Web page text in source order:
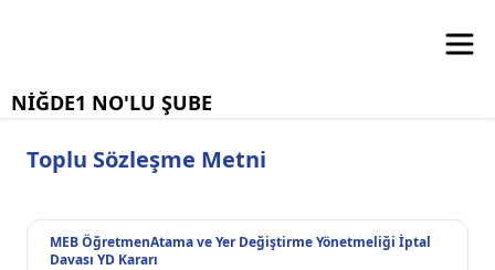
NİĞDE1 NO'LU ŞUBE
Toplu Sözleşme Metni
MEB ÖğretmenAtama ve Yer Değiştirme Yönetmeliği İptal
Davası YD Kararı